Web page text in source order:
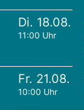
Di. 18.08.
11:00 Uhr
Fr. 21.08.
10:00 Uhr